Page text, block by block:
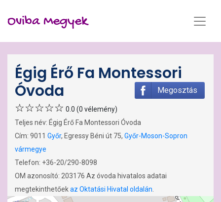
Oviba Megyek
Égig Érő Fa Montessori
Óvoda
Megosztás
0.0 (0 vélemény)
Teljes név: Égig Érő Fa Montessori Óvoda
Cím: 9011 Győr, Egressy Béni út 75, Győr-Moson-Sopron
vármegye
Telefon: +36-20/290-8098
OM azonosító: 203176 Az óvoda hivatalos adatai
megtekinthetőekaz Oktatási Hivatal oldalán